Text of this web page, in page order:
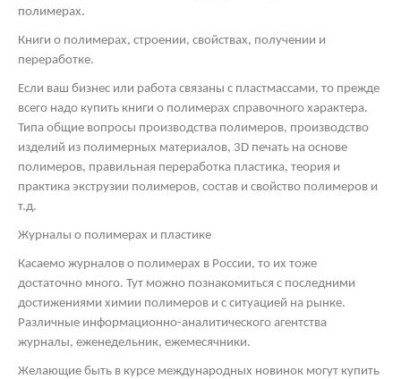
полимерах.
Книги о полимерах, строении, свойствах, получении и
переработке.
Если ваш бизнес или работа связаны с пластмассами, то прежде
всего надо купить книги о полимерах справочного характера.
Типа общие вопросы производства полимеров, производство
изделий из полимерных материалов, 3D печать на основе
полимеров, правильная переработка пластика, теория и
практика экструзии полимеров, состав и свойство полимеров и
т.д.
Журналы о полимерах и пластике
Касаемо журналов о полимерах в России, то их тоже
достаточно много. Тут можно познакомиться с последними
достижениями химии полимеров и с ситуацией на рынке.
Различные информационно-аналитического агентства
журналы, еженедельник, ежемесячники.
Желающие быть в курсе международных новинок могут купить